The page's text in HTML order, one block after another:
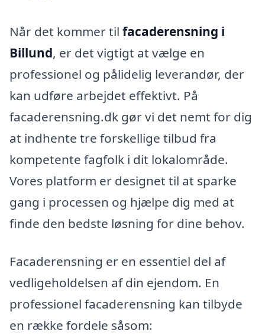
Når det kommer til facaderensning i
Billund, er det vigtigt at vælge en
professionel og pålidelig leverandør, der
kan udføre arbejdet effektivt. På
facaderensning.dk gør vi det nemt for dig
at indhente tre forskellige tilbud fra
kompetente fagfolk i dit lokalområde.
Vores platform er designet til at sparke
gang i processen og hjælpe dig med at
finde den bedste løsning for dine behov.
Facaderensning er en essentiel del af
vedligeholdelsen af din ejendom. En
professionel facaderensning kan tilbyde
en række fordele såsom: